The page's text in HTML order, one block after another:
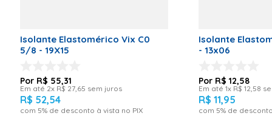
Isolante Elastomérico Vix C0
5/8 - 19X15
R$ 55,31
Em até 2x R$ 27 65 sem juros
R$ 52,54
com 5% de desconto à vista no PIX
Isolante
- 13x06
R$ 12,58
Em até 1x R$ 12 58
R$ 11,95
com 5% de